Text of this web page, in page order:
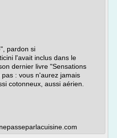
pardon si
l'avait inclus dans le
dernier livre "Sensations
: vous n'aurez jamais
cotonneux, aussi aérien.